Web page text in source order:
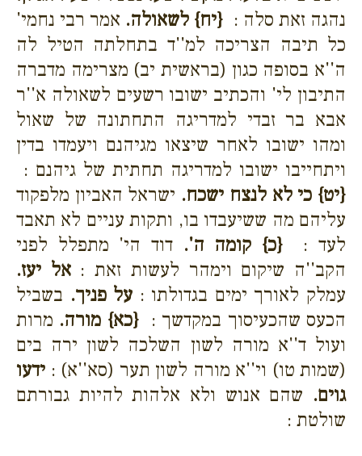
נהגה זאת סלה : {יח} לשאולה. אמר רבי נחמי'
כל תיבה הצריכה למ''ד בתחלתה הטיל לה
ה''א בסופה כגון (בראשית יב) מצרימה מדברה
התיבון לי' והכתיב ישובו רשעים לשאולה א''ר
אבא בר זבדי למדריגה התחתונה של שאול
ומהו ישובו לאחר שיצאו מגיהנם ויעמדו בדין
ויתחייבו ישובו למדריגה תחתית של גיהנם :
{יט} כי לא לנצח ישכח. ישראל האביון מלפקוד
עליהם מה ששיעבדו בו, ותקות עניים לא תאבד
לעד : {כ} קומה ה'. דוד הי' מתפלל לפני
הקב''ה שיקום וימהר לעשות זאת :אל יעז.
עמלק לאורך ימים בגדולתו : על פניך. בשביל
הכעס שהכעיסוך במקדשך :{כא} מורה. מרות
ועול ד''א מורה לשון השלכה לשון ירה בים
(שמות טו) וי''א מורה לשון תער (סא''א) : ידעו
גוים. שהם אנוש ולא אלהות להיות גבורתם
שולטת :